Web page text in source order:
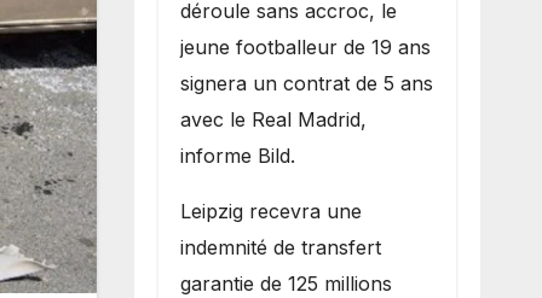
déroule sans accroc, le
jeune footballeur de 19 ans
signera un contrat de 5 ans
avec le Real Madrid,
informe Bild.
Leipzig recevra une
indemnité de transfert
garantie de 125 millions